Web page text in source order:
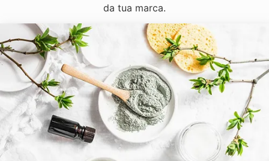
da tua marca.